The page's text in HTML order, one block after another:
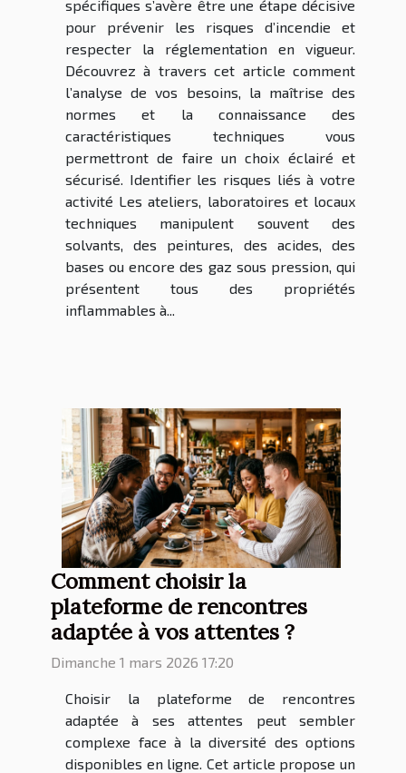
spécifiques s’avère être une étape décisive
pour prévenir les risques d’incendie et
respecter la réglementation en vigueur.
Découvrez à travers cet article comment
l’analyse de vos besoins, la maîtrise des
normes et la connaissance des
caractéristiques techniques vous
permettront de faire un choix éclairé et
sécurisé. Identifier les risques liés à votre
activité Les ateliers, laboratoires et locaux
techniques manipulent souvent des
solvants, des peintures, des acides, des
bases ou encore des gaz sous pression, qui
présentent tous des propriétés
inflammables à...
Comment choisir la
plateforme de rencontres
adaptée à vos attentes ?
Dimanche 1 mars 2026 17:20
Choisir la plateforme de rencontres
adaptée à ses attentes peut sembler
complexe face à la diversité des options
disponibles en ligne. Cet article propose un